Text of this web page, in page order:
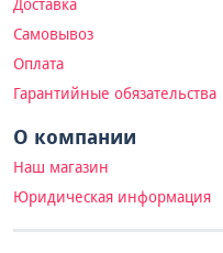
Доставка
Самовывоз
Оплата
Гарантийные обязательства
О компании
Наш магазин
Юридическая информация